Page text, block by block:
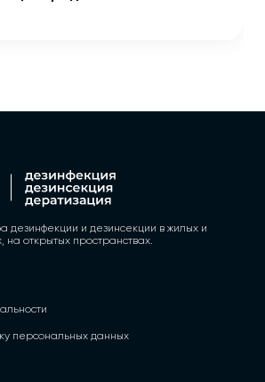
дезинфекции и дезинсекции в жилых и
открытых пространствах.
персональных данных